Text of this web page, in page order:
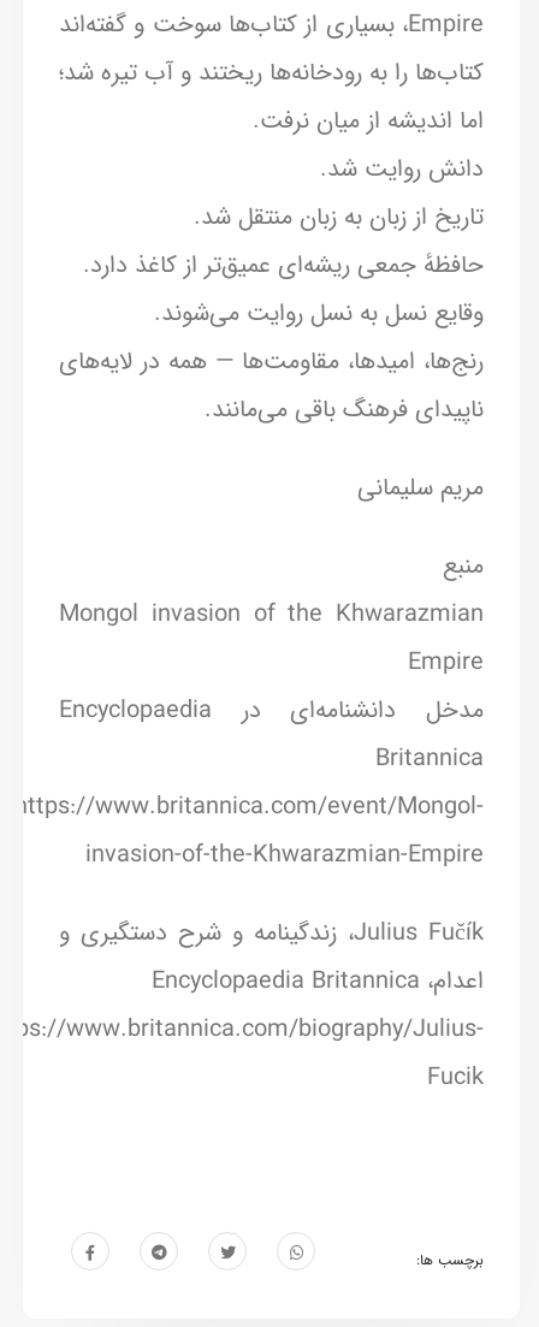
Empire، بسیاری از کتاب‌ها سوخت و گفته‌اند
کتاب‌ها را به رودخانه‌ها ریختند و آب تیره شد؛
اما اندیشه از میان نرفت.
دانش روایت شد.
تاریخ از زبان به زبان منتقل شد.
حافظهٔ جمعی ریشه‌ای عمیق‌تر از کاغذ دارد.
وقایع نسل به نسل روایت می‌شوند.
رنج‌ها، امیدها، مقاومت‌ها — همه در لایه‌های
ناپیدای فرهنگ باقی می‌مانند.
مریم سلیمانی
منبع
Mongol invasion of the Khwarazmian
Empire
مدخل دانشنامه‌ای در Encyclopaedia
Britannica
https://www.britannica.com/event/Mongol-
invasion-of-the-Khwarazmian-Empire
Julius Fučík، زندگینامه و شرح دستگیری و
اعدام، Encyclopaedia Britannica
www.britannica.com/biography/Julius-
Fucik
برچسب ها: